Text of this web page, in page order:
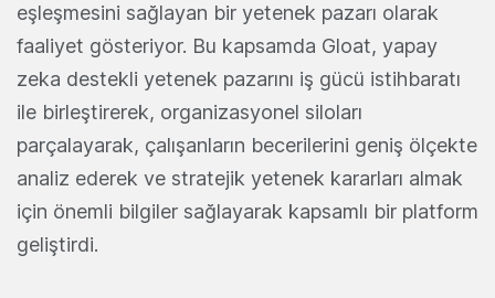
eşleşmesini sağlayan bir yetenek pazarı olarak
faaliyet gösteriyor. Bu kapsamda Gloat, yapay
zeka destekli yetenek pazarını iş gücü istihbaratı
ile birleştirerek, organizasyonel siloları
parçalayarak, çalışanların becerilerini geniş ölçekte
analiz ederek ve stratejik yetenek kararları almak
için önemli bilgiler sağlayarak kapsamlı bir platform
geliştirdi.